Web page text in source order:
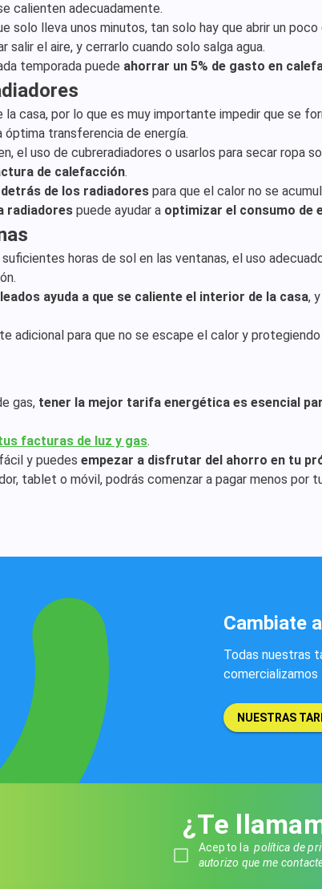
calienten adecuadamente.
solo lleva unos minutos, tan solo hay que abrir un poco
salir el aire, y cerrarlo cuando solo salga agua.
temporada puede ahorrar un 5% de gasto en
casa, por lo que es muy importante impedir que se
óptima transferencia de energía.
el uso de cubreradiadores o usarlos para secar ropa
de calefacción.
de los radiadores para que el calor no se
radiadores puede ayudar a optimizar el consumo de
horas de sol en las ventanas, el uso
ayuda a que se caliente el interior de la casa, y
adicional para que no se escape el calor y
gas, tener la mejor tarifa energética es esencial
facturas de luz y gas.
y puedes empezar a disfrutar del ahorro en tu
tablet o móvil, podrás comenzar a pagar menos por
Cambiate
Todas nuestras
comercializamos
NUESTRAS
¿Te
Acepto lapolítica de
autorizo que me